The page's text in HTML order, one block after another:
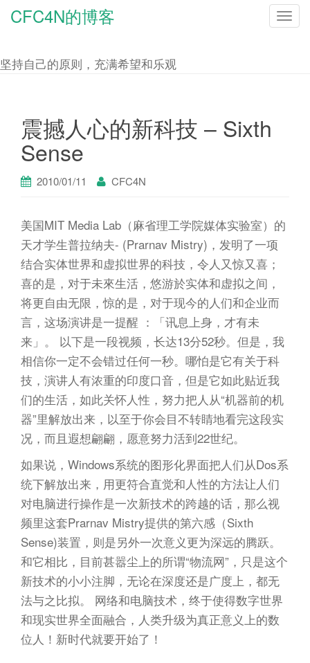
T
a
CFC4N的博客
坚持自己的原则，充满希望和乐观
震撼人心的新科技 – Sixth
Sense
2010/01/11 CFC4N
美国MIT Media Lab（麻省理工学院媒体实验室）的
天才学生普拉纳夫- (Prarnav Mistry)，发明了一项
结合实体世界和虚拟世界的科技，令人又惊又喜；
喜的是，对于未來生活，悠游於实体和虚拟之间，
将更自由无限，惊的是，对于现今的人们和企业而
言，这场演讲是一提醒 ：「讯息上身，才有未
来」。 以下是一段视频，长达13分52秒。但是，我
相信你一定不会错过任何一秒。哪怕是它有关于科
技，演讲人有浓重的印度口音，但是它如此贴近我
们的生活，如此关怀人性，努力把人从“机器前的机
器”里解放出来，以至于你会目不转睛地看完这段实
况，而且遐想翩翩，愿意努力活到22世纪。
如果说，Windows系统的图形化界面把人们从Dos系
统下解放出来，用更符合直觉和人性的方法让人们
对电脑进行操作是一次新技术的跨越的话，那么视
频里这套Prarnav Mistry提供的第六感（Sixth
Sense)装置，则是另外一次意义更为深远的腾跃。
和它相比，目前甚嚣尘上的所谓“物流网”，只是这个
新技术的小小注脚，无论在深度还是广度上，都无
法与之比拟。 网络和电脑技术，终于使得数字世界
和现实世界全面融合，人类升级为真正意义上的数
位人！新时代就要开始了！